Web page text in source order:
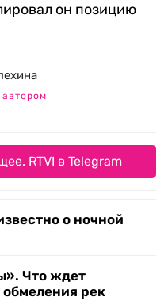
он позицию
RTVI в Telegram
о ночной
Что ждет
рек